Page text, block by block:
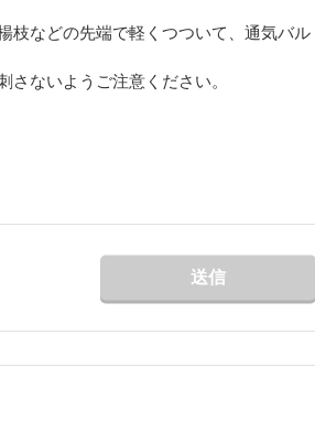
枝などの先端で軽くつついて、通気バル
ないようご注意ください。
送信